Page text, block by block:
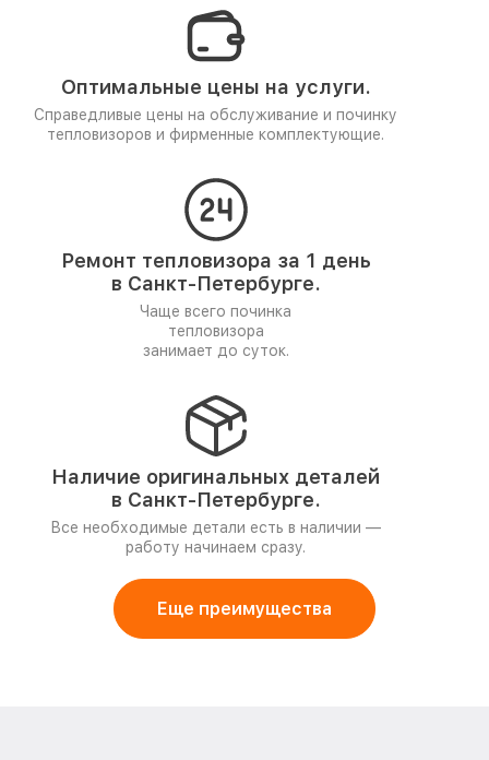
Оптимальные цены на услуги.
Справедливые цены на обслуживание и починку
тепловизоров и фирменные комплектующие.
Ремонт тепловизора за 1 день
в Санкт-Петербурге.
Чаще всего починка
тепловизора
занимает до суток.
Наличие оригинальных деталей
в Санкт-Петербурге.
Все необходимые детали есть в наличии —
работу начинаем сразу.
Еще преимущества